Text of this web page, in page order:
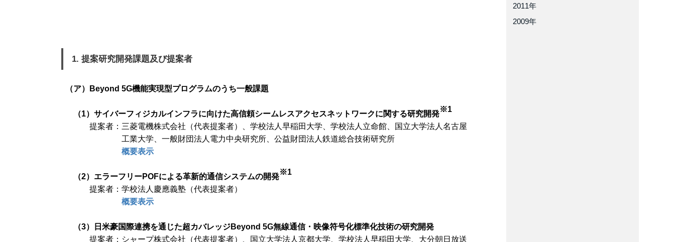
1. 提案研究開発課題及び提案者
（ア）Beyond 5G機能実現型プログラムのうち一般課題
（1）サイバーフィジカルインフラに向けた高信頼シームレスアクセスネットワークに関する研究開発※1
提案者：三菱電機株式会社（代表提案者）、学校法人早稲田大学、学校法人立命館、国立大学法人名古屋
工業大学、一般財団法人電力中央研究所、公益財団法人鉄道総合技術研究所
概要表示
（2）エラーフリーPOFによる革新的通信システムの開発※1
提案者：学校法人慶應義塾（代表提案者）
概要表示
（3）日米豪国際連携を通じた超カバレッジBeyond 5G無線通信・映像符号化標準化技術の研究開発
提案者：シャープ株式会社（代表提案者）、国立大学法人京都大学、学校法人早稲田大学、大分朝日放送
2011年
2009年